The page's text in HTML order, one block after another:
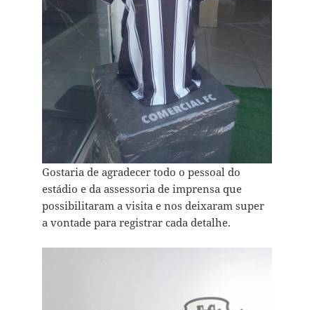
Gostaria de agradecer todo o pessoal do
estádio e da assessoria de imprensa que
possibilitaram a visita e nos deixaram super
a vontade para registrar cada detalhe.